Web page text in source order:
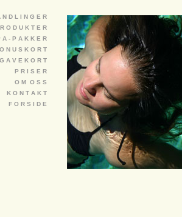
N D L I N G E R
O D U K T E R
A - P A K K E R
N U S K O R T
G A V E K O R T
P R I S E R
O M O S S
K O N T A K T
F O R S I D E